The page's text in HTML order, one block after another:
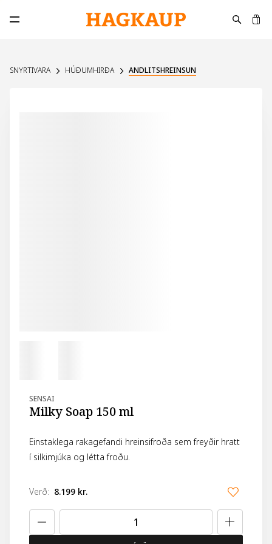
Opna aðalvalmynd
SNYRTIVARA HÚÐUMHIRÐA ANDLITSHREINSUN
SENSAI
Milky Soap 150 ml
Einstaklega rakagefandi hreinsifroða sem freyðir hratt
í silkimjúka og létta froðu.
Verð: 8.199 kr.